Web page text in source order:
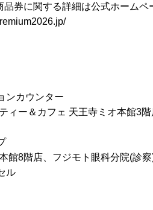
券に関する詳細は公式ホームペ
ンカウンター
ー＆カフェ 天王寺ミオ本館3階
8階店、フジモト眼科分院(診
ル